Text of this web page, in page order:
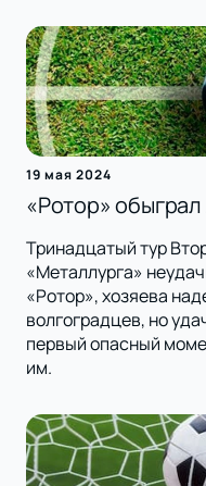
19 мая 2024
«Ротор»
Тринадцатый тур
«Металлурга»
«Ротор», хозяева
волгоградцев, но
первый опасный
им.